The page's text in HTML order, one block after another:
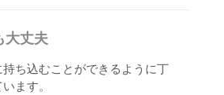
大丈夫
ち込むことができるように丁
ます。